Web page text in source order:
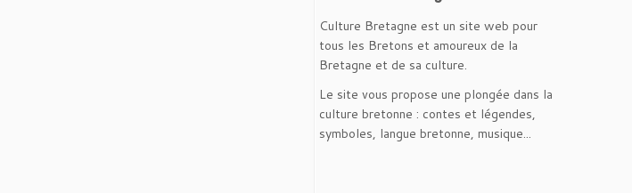
Culture Bretagne est un site web pour
tous les Bretons et amoureux de la
Bretagne et de sa culture.
Le site vous propose une plongée dans la
culture bretonne : contes et légendes,
symboles, langue bretonne, musique...